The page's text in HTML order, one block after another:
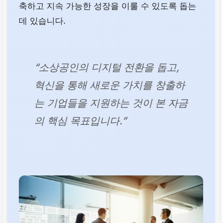
축하고 지속 가능한 성장을 이룰 수 있도록 돕는
데 있습니다.
“소상공인의 디지털 전환을 돕고,
혁신을 통해 새로운 가치를 창출하
는 기업들을 지원하는 것이 본 자금
의 핵심 목표입니다.”